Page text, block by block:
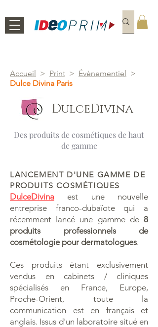
Accueil > Print > Évènementiel >
Dulce Divina Paris
DulceDivina
Des produits de cosmétiques de haut
de gamme
LANCEMENT D'UNE GAMME DE
PRODUITS COSMÉTIQUES
DulceDivina est une nouvelle
entreprise franco-dubaïote qui a
récemment lancé une gamme de 8
produits professionnels de
cosmétologie pour dermatologues.
Ces produits étant exclusivement
vendus en cabinets / cliniques
spécialisés en France, Europe,
Proche-Orient, toute la
communication est en français et
anglais. Issus d'un laboratoire situé en